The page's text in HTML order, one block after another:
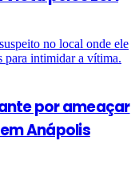
por ameaçar
Anápolis